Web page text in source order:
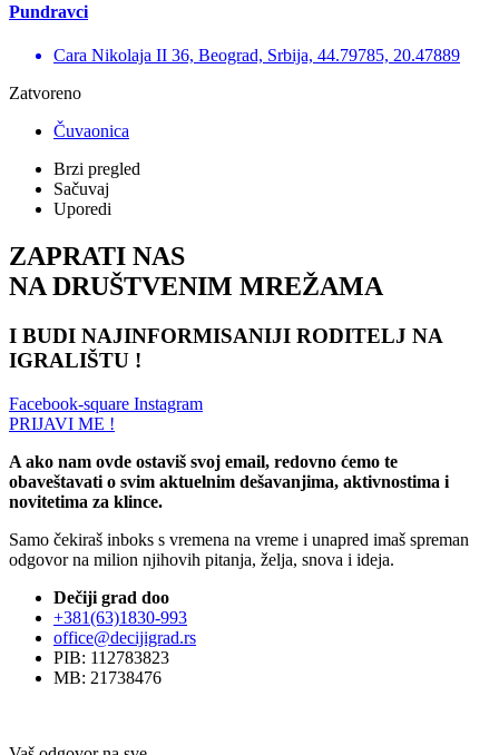
Pundravci
Cara Nikolaja II 36, Beograd, Srbija, 44.79785, 20.47889
Zatvoreno
Čuvaonica
Brzi pregled
Sačuvaj
Uporedi
ZAPRATI NAS
NA DRUŠTVENIM MREŽAMA
I BUDI NAJINFORMISANIJI RODITELJ NA
IGRALIŠTU !
Facebook-square Instagram
PRIJAVI ME !
A ako nam ovde ostaviš svoj email, redovno ćemo te
obaveštavati o svim aktuelnim dešavanjima, aktivnostima i
novitetima za klince.
Samo čekiraš inboks s vremena na vreme i unapred imaš spreman
odgovor na milion njihovih pitanja, želja, snova i ideja.
Dečiji grad doo
+381(63)1830-993
office@decijigrad.rs
PIB: 112783823
MB: 21738476